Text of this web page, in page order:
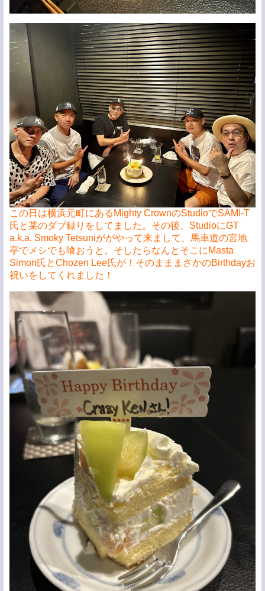
この日は横浜元町にあるMighty CrownのStudioでSAMI-T
氏と某のダブ録りをしてました。その後、StudioにGT
a.k.a. Smoky Tetsuniががやって来まして、馬車道の宮地
亭でメシでも喰おうと。そしたらなんとそこにMasta
Simon氏とChozen Lee氏が！そのまままさかのBirthdayお
祝いをしてくれました！